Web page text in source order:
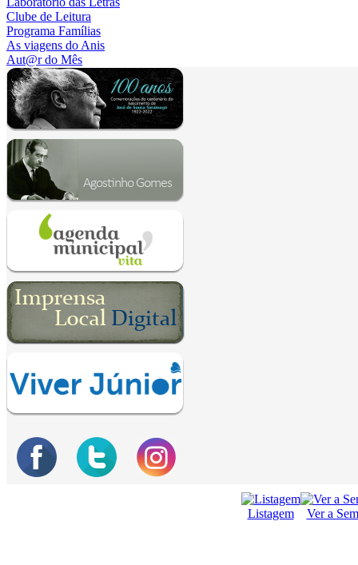
Clube de Leitura
Programa Famílias
As viagens do Anis
Aut@r do Mês
Listagem Ver a